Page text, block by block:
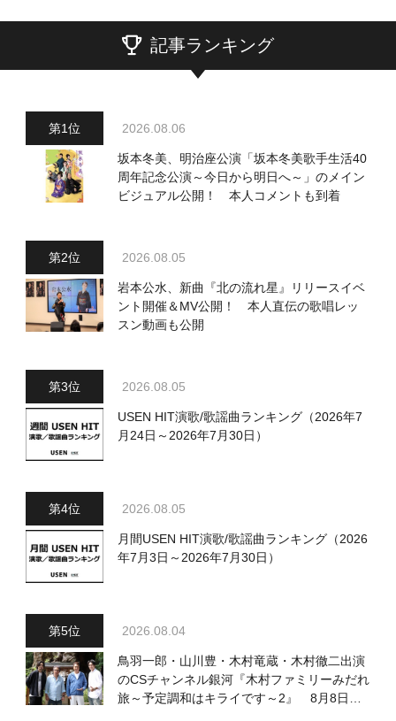
記事ランキング
2026.08.06
坂本冬美、明治座公演「坂本冬美歌手生活40
周年記念公演～今日から明日へ～」のメイン
ビジュアル公開！ 本人コメントも到着
2026.08.05
岩本公水、新曲『北の流れ星』リリースイベ
ント開催＆MV公開！ 本人直伝の歌唱レッ
スン動画も公開
2026.08.05
USEN HIT演歌/歌謡曲ランキング（2026年7
月24日～2026年7月30日）
2026.08.05
月間USEN HIT演歌/歌謡曲ランキング（2026
年7月3日～2026年7月30日）
2026.08.04
鳥羽一郎・山川豊・木村竜蔵・木村徹二出演
のCSチャンネル銀河『木村ファミリーみだれ
旅～予定調和はキライです～2』 8月8日